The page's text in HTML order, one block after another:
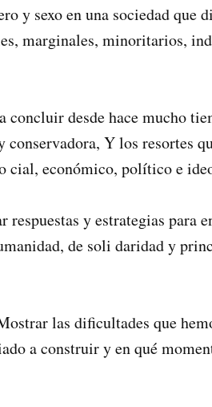
y sexo en una sociedad que
marginales, minoritarios,
desde hace mucho
Y los resortes
cial, económico, político e
y estrategias para
de soli­ daridad y
las dificultades que
a cons­truir y en qué